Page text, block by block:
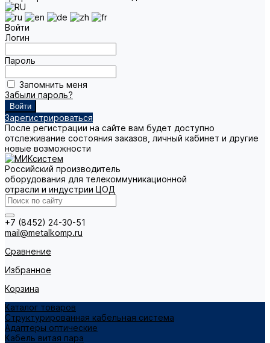
Войти
Логин
Пароль
Запомнить меня
Забыли пароль?
Зарегистрироваться
После регистрации на сайте вам будет доступно
отслеживание состояния заказов, личный кабинет и другие
новые возможности
Российский производитель
оборудования для телекоммуникационной
отрасли и индустрии ЦОД
+7 (8452) 24-30-51
mail@metalkomp.ru
Сравнение
Избранное
Корзина
Каталог товаров
Структурированная кабельная система
Адаптеры оптические
Кабель витая пара